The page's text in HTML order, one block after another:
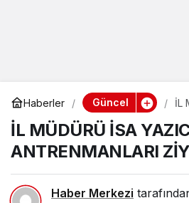
Haberler Güncel
İL
İL MÜDÜRÜ İSA
ANTRENMANLARI
Haber Merkezi